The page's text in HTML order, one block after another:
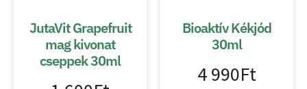
JutaVit Grapefruit
mag kivonat
cseppek 30ml
Bioaktív Kékjód
30ml
4 990Ft